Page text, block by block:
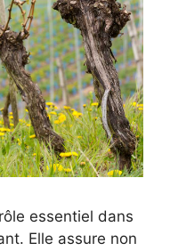
essentiel dans
Elle assure non